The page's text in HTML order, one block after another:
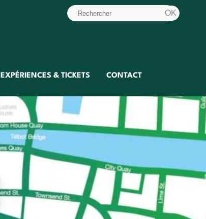
EXPÉRIENCES & TICKETS CONTACT